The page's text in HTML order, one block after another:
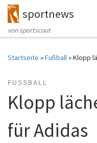
Zum Inhalt springen
sportnews
von sportscout
Startseite »Fußball»Klopp
FUSSBALL
Klopp
für Adidas